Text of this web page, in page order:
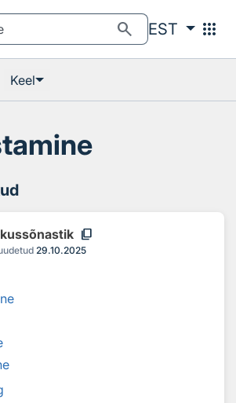
search EST apps
Keel
content_copy
29.10.2025